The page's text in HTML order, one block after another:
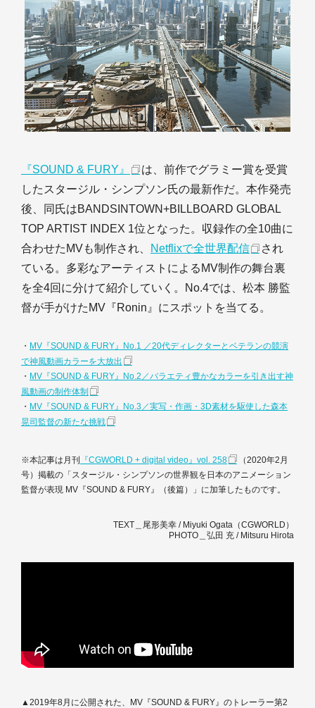
『SOUND & FURY』
は、前作でグラミー賞を受賞
したスタージル・シンプソン氏の最新作だ。本作発売
後、同氏はBANDSINTOWN+BILLBOARD GLOBAL
TOP ARTIST INDEX 1位となった。収録作の全10曲に
合わせたMVも制作され、
Netflixで全世界配信
され
ている。多彩なアーティストによるMV制作の舞台裏
を全4回に分けて紹介していく。No.4では、松本 勝監
督が手がけたMV『Ronin』にスポットを当てる。
・ MV『SOUND & FURY』No.1 ／20代ディレクターとベテランの競演
で神風動画カラーを大放出
・ MV『SOUND & FURY』No.2／バラエティ豊かなカラーを引き出す神
風動画の制作体制
・ MV『SOUND & FURY』No.3／実写・作画・3D素材を駆使した森本
晃司監督の新たな挑戦
※本記事は月刊 『CGWORLD + digital video』vol. 258
（2020年2月
号）掲載の「スタージル・シンプソンの世界観を日本のアニメーション
監督が表現 MV『SOUND & FURY』（後篇）」に加筆したものです。
TEXT＿尾形美幸 / Miyuki Ogata（CGWORLD）
PHOTO＿弘田 充 / Mitsuru Hirota
▲2019年8月に公開された、MV『SOUND & FURY』のトレーラー第2